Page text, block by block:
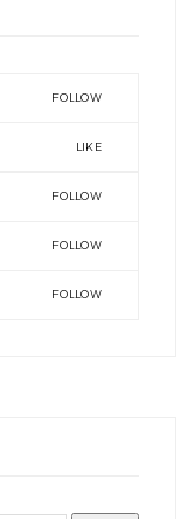
FOLLOW
LIKE
FOLLOW
FOLLOW
FOLLOW